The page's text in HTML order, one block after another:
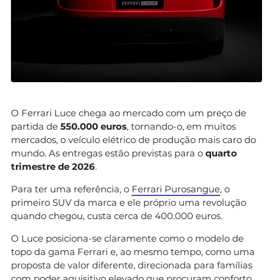
O Ferrari Luce chega ao mercado com um preço de
partida de 550.000 euros, tornando-o, em muitos
mercados, o veículo elétrico de produção mais caro do
mundo. As entregas estão previstas para o quarto
trimestre de 2026.
Para ter uma referência, o Ferrari Purosangue, o
primeiro SUV da marca e ele próprio uma revolução
quando chegou, custa cerca de 400.000 euros.
O Luce posiciona-se claramente como o modelo de
topo da gama Ferrari e, ao mesmo tempo, como uma
proposta de valor diferente, direcionada para famílias